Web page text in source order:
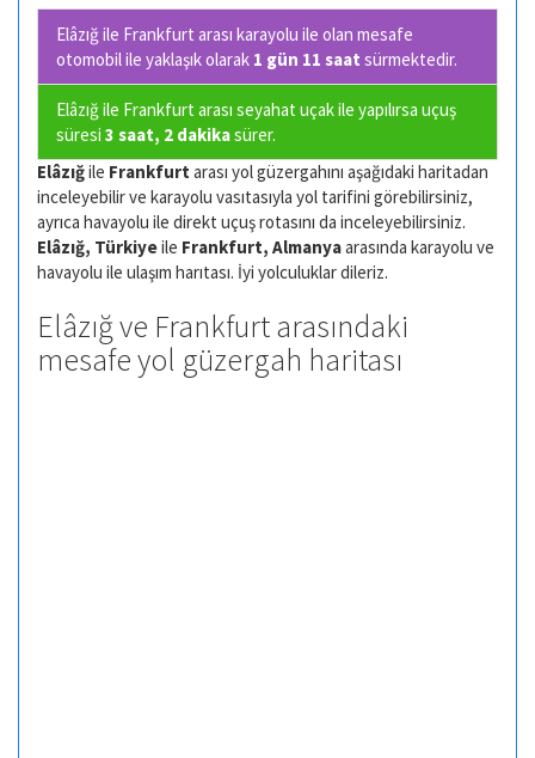
Elâzığ ile Frankfurt arası karayolu ile olan mesafe
otomobil ile yaklaşık olarak 1 gün 11 saat sürmektedir.
Elâzığ ile Frankfurt arası seyahat uçak ile yapılırsa uçuş
süresi 3 saat, 2 dakikasürer.
Elâzığile Frankfurt arası yol güzergahını aşağıdaki haritadan
inceleyebilir ve karayolu vasıtasıyla yol tarifini görebilirsiniz,
ayrıca havayolu ile direkt uçuş rotasını da inceleyebilirsiniz.
Elâzığ, Türkiyeile Frankfurt, Almanyaarasında karayolu ve
havayolu ile ulaşım harıtası. İyi yolculuklar dileriz.
Elâzığ ve Frankfurt arasındaki
mesafe yol güzergah haritası